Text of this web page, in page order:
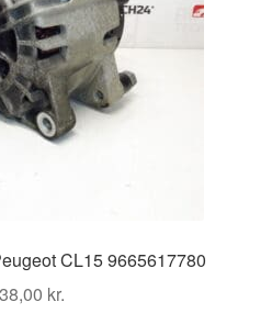
CL15 9665617780
kr.